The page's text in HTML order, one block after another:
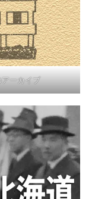
ーカイブ